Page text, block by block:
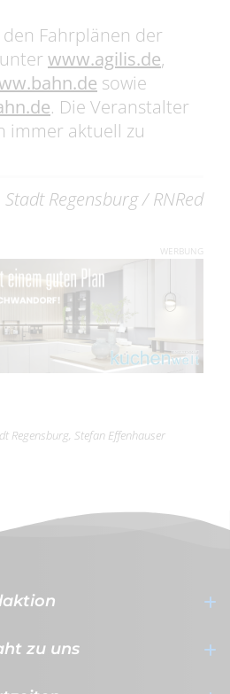
Fahrplänen der
www.agilis.de,
sowie
. Die Veranstalter
immer aktuell zu
Stadt Regensburg / RNRed
WERBUNG
Regensburg, Stefan Effenhauser
KG
-
zu uns